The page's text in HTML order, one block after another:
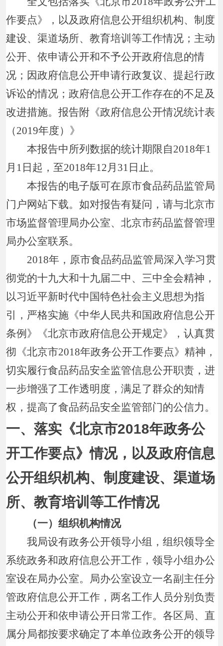
作要点》，以及政府信息公开组织机构、制度
建设、渠道场所、教育培训等工作情况；主动
公开、依申请公开和不予公开政府信息的情
况；因政府信息公开申请行政复议、提起行政
诉讼的情况；政府信息公开工作存在的不足及
改进措施。报告附《政府信息公开情况统计表
（2019年度）》
本报告中所列数据的统计期限自2018年1
月1日起，至2018年12月31日止。
本报告的电子版可在原市食品药品监管局
门户网站下载。如对报告有疑问，请与北京市
市场监督管理局办公室、北京市药品监督管理
局办公室联系。
2018年，原市食品药品监管局深入学习贯
彻党的十九大和十九届二中、三中全会精神，
以习近平新时代中国特色社会主义思想为指
引，严格实施《中华人民共和国政府信息公开
条例》《北京市政府信息公开规定》，认真贯
彻《北京市2018年政务公开工作要点》精神，
切实履行食品药品安全监管信息公开职责，进
一步增强了工作透明度，满足了群众的知情
权，提高了食品药品安全监管部门的公信力。
一、落实《北京市2018年政务公
开工作要点》情况，以及政府信息
公开组织机构、制度建设、渠道场
所、教育培训等工作情况
（一）组织机构情况
我局设有政务公开领导小组，组织领导全
系统政务和政府信息公开工作，领导小组办公
室设在局办公室。局办公室设立一名副主任分
管政府信息公开工作，两名工作人员分别负责
主动公开和依申请公开日常工作。各区局、直
属分局都按要求确定了本单位政务公开的领导